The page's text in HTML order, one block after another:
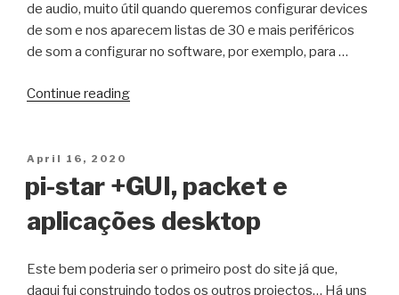
de audio, muito útil quando queremos configurar devices
de som e nos aparecem listas de 30 e mais periféricos
de som a configurar no software, por exemplo, para …
Continue reading“Como
placas
de
som
linux
(parte
Posted
on
April 16, 2020
pi-star +GUI, packet e
aplicações desktop
Este bem poderia ser o primeiro post do site já que,
daqui fui construindo todos os outros projectos… Há uns